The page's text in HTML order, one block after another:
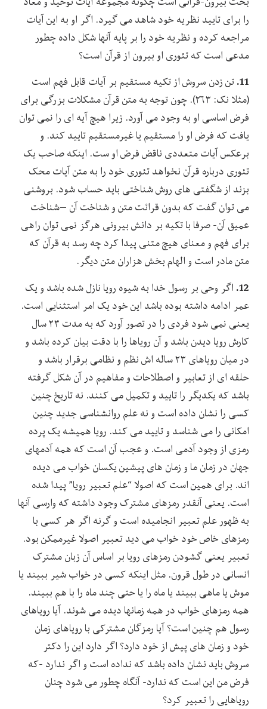
را برای تایید نظریه خود شاهد می گیرد. اگر او به این آیات
مراجعه کرده و نظریه خود را بر پایه آنها شکل داده چطور
مدعی است که تئوری او بیرون از قرآن است؟
11. تن زدن سروش از تکیه مستقیم بر آیات قابل فهم است
(مثلا نک: ۲۶۳). چون توجه به متن قرآن مشکلات بزرگی برای
فرض اساسی او به وجود می آورد. زیرا هیچ آیه ای را نمی توان
یافت که فرض او را مستقیم یا غیرمستقیم تایید کند. و
برعکس آیات متعددی ناقض فرض او ست. اینکه صاحب یک
تئوری درباره قرآن نخواهد تئوری خود را به متن آیات محک
بزند از شگفتی های روش شناختی باید حساب شود. بروشنی
می توان گفت که بدون قرائت متن و شناخت آن –شناخت
عمیق آن- صرفا با تکیه بر دانش بیرونی هرگز نمی توان راهی
برای فهم و معنای هیچ متنی پیدا کرد چه رسد به قرآن که
متن مادر است و الهام بخش هزاران متن دیگر.
12. اگر وحی بر رسول خدا به شیوه رویا نازل شده باشد و یک
عمر ادامه داشته بوده باشد این خود یک امر استثنایی است.
یعنی نمی شود فردی را در تصور آورد که به مدت ۲۳ سال
کارش رویا دیدن باشد و آن رویاها را با دقت بیان کرده باشد و
در میان رویاهای ۲۳ ساله اش نظم و نظامی برقرار باشد و
حلقه ای از تعابیر و اصطلاحات و مفاهیم در آن شکل گرفته
باشد که یکدیگر را تایید و تکمیل می کنند. نه تاریخ چنین
کسی را نشان داده است و نه علم روانشناسی جدید چنین
امکانی را می شناسد و تایید می کند. رویا همیشه یک پرده
رمزی از وجود آدمی است. و عجب آن است که همه آدمهای
جهان در زمان ما و زمان های پیشین یکسان خواب می دیده
اند. برای همین است که اصولا “علم تعبیر رویا” پیدا شده
است. یعنی آنقدر رمزهای مشترک وجود داشته که وارسی آنها
به ظهور علم تعبیر انجامیده است و گرنه اگر هر کسی با
رمزهای خاص خود خواب می دید تعبیر اصولا غیرممکن بود.
تعبیر یعنی گشودن رمزهای رویا بر اساس آن زبان مشترک
انسانی در طول قرون. مثل اینکه کسی در خواب شیر ببیند یا
موش یا ماهی ببیند یا ماه را یا حتی چند ماه را با هم ببیند.
همه رمزهای خواب در همه زمانها دیده می شوند. آیا رویاهای
رسول هم چنین است؟ آیا رمزگان مشترکی با رویاهای زمان
خود و زمان های پیش از خود دارد؟ اگر دارد این را دکتر
سروش باید نشان داده باشد که نداده است و اگر ندارد -که
فرض من این است که ندارد- آنگاه چطور می شود چنان
رویاهایی را تعبیر کرد؟